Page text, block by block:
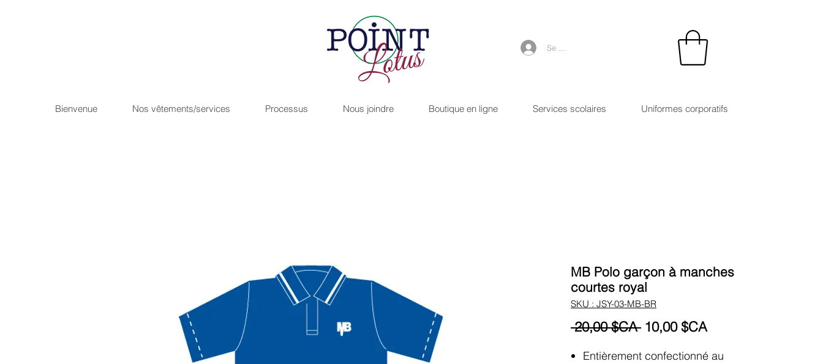
Se connecter
Bienvenue Nos vêtements/services Processus Nous joindre Boutique en ligne Services scolaires Uniformes corporatifs
MB Polo garçon à manches
courtes royal
SKU : JSY-03-MB-BR
20,00 $CA Prix
10,00 $CAPrix
Entièrement confectionné au